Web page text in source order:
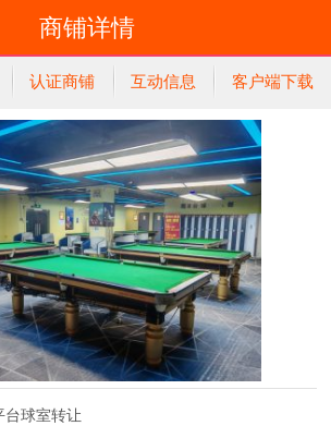
商铺详情
认证商铺 互动信息 客户端下载
台球室转让